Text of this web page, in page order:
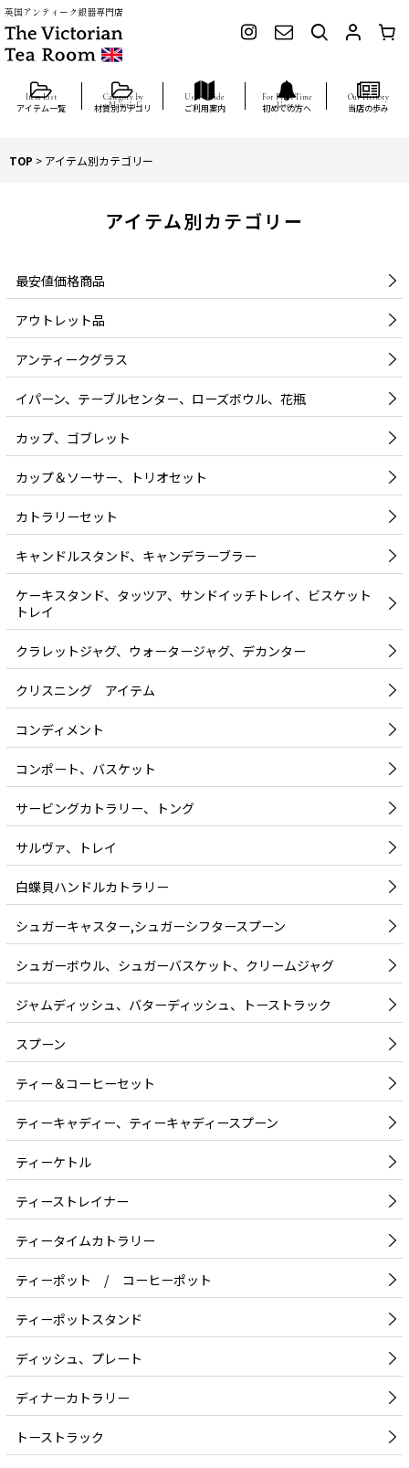
英国アンティーク銀器専門店
アイテム一覧 材質別カテゴリ ご利用案内 初めての方へ 当店の歩み
TOP > アイテム別カテゴリー
アイテム別カテゴリー
最安値価格商品
アウトレット品
アンティークグラス
イパーン、テーブルセンター、ローズボウル、花瓶
カップ、ゴブレット
カップ＆ソーサー、トリオセット
カトラリーセット
キャンドルスタンド、キャンデラーブラー
ケーキスタンド、タッツア、サンドイッチトレイ、ビスケット
トレイ
クラレットジャグ、ウォータージャグ、デカンター
クリスニング アイテム
コンディメント
コンポート、バスケット
サービングカトラリー、トング
サルヴァ、トレイ
白蝶貝ハンドルカトラリー
シュガーキャスター,シュガーシフタースプーン
シュガーボウル、シュガーバスケット、クリームジャグ
ジャムディッシュ、バターディッシュ、トーストラック
スプーン
ティー＆コーヒーセット
ティーキャディー、ティーキャディースプーン
ティーケトル
ティーストレイナー
ティータイムカトラリー
ティーポット / コーヒーポット
ティーポットスタンド
ディッシュ、プレート
ディナーカトラリー
トーストラック